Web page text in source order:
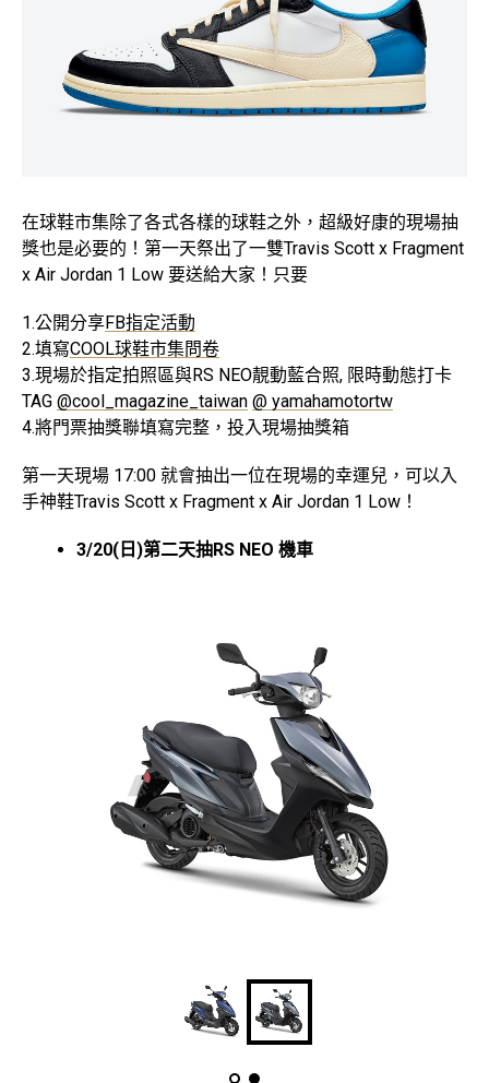
在球鞋市集除了各式各樣的球鞋之外，超級好康的現場抽
獎也是必要的！第一天祭出了一雙Travis Scott x Fragment
x Air Jordan 1 Low 要送給大家！只要
1.公開分享FB指定活動
2.填寫COOL球鞋市集問卷
3.現場於指定拍照區與RS NEO靚動藍合照, 限時動態打卡
TAG @cool_magazine_taiwan @ yamahamotortw
4.將門票抽獎聯填寫完整，投入現場抽獎箱
第一天現場 17:00 就會抽出一位在現場的幸運兒，可以入
手神鞋Travis Scott x Fragment x Air Jordan 1 Low！
3/20( 日)第二天抽RS NEO 機車